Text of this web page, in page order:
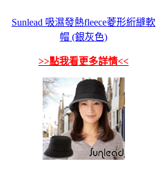
Sunlead 吸濕發熱fleece菱形絎縫軟
帽 (銀灰色)
>>點我看更多詳情<<